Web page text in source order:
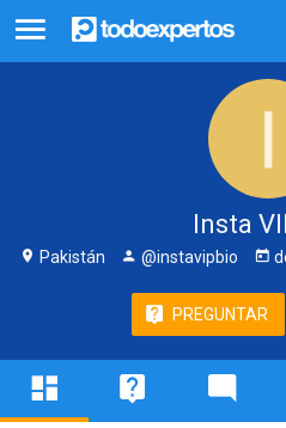
Insta
Pakistán @instavipbio
PREGUNTAR